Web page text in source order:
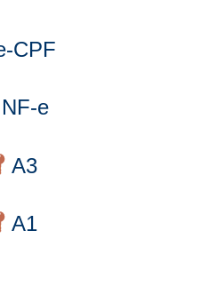
CPF
NF-e
A3
A1